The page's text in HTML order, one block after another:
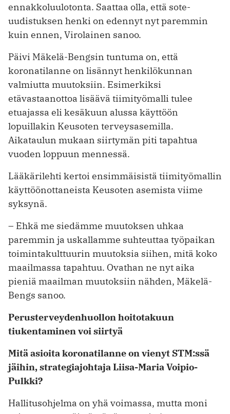
ennakkoluulotonta. Saattaa olla, että sote-
uudistuksen henki on edennyt nyt paremmin
kuin ennen, Virolainen sanoo.
Päivi Mäkelä-Bengsin tuntuma on, ­että
koronatilanne on lisännyt henkilökunnan
valmiutta muutoksiin. Esimerkiksi
etävastaanottoa lisäävä tiimityömalli tulee
etuajassa eli kesäkuun alussa käyttöön
lopuillakin Keusoten ter­veysasemilla.
Aikataulun mukaan siirtymän piti tapahtua
vuoden loppuun mennessä.
Lääkärilehti kertoi ensimmäisistä ­tiimityömallin
käyttöönottaneista ­Keusoten asemista viime
syksynä.
– Ehkä me siedämme muutoksen ­uhkaa
paremmin ja uskallamme suhteuttaa työpaikan
toimintakulttuurin muutoksia siihen, mitä koko
maailmassa tapahtuu. Ovathan ne nyt aika
pieniä maailman muutoksiin nähden, Mäkelä-
Bengs sanoo.
Perusterveydenhuollon hoitotakuun
tiukentaminen voi siirtyä
Mitä asioita koronatilanne on vienyt STM:ssä
jäihin, strategiajohtaja Liisa-Maria Voipio-
Pulkki?
Hallitusohjelma on yhä voimassa, mutta moni